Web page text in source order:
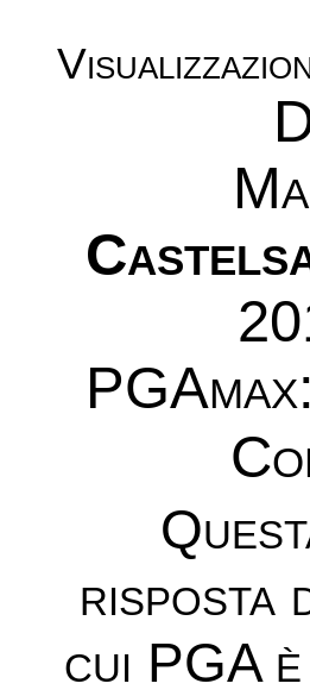
PGAmax:
risposta
cui PGA